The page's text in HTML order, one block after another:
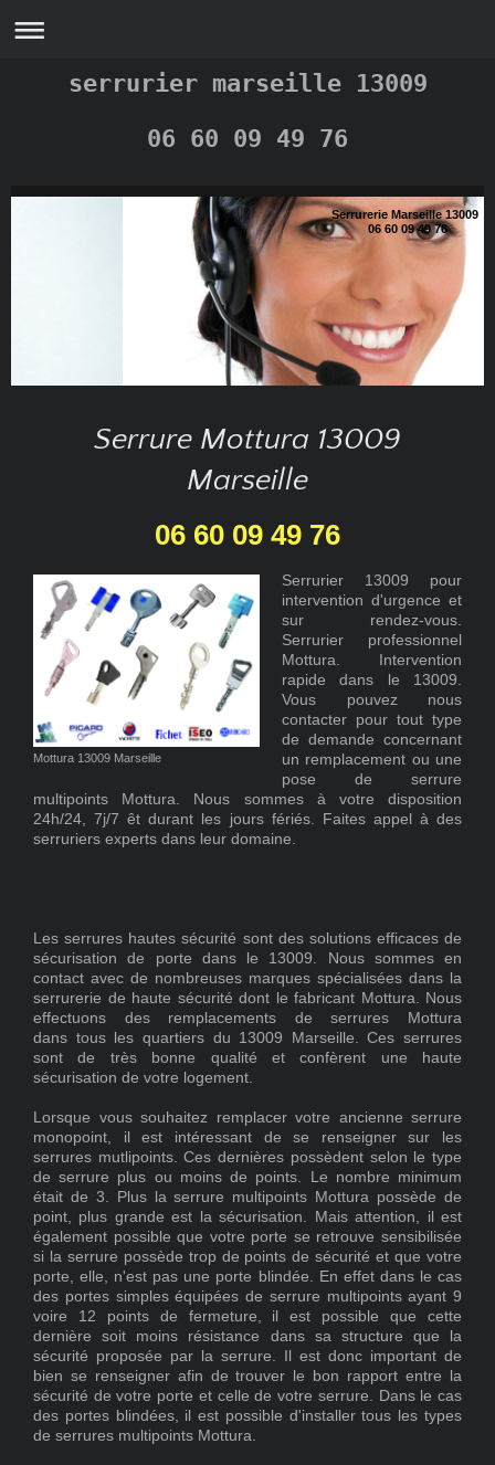
serrurier marseille 13009
06 60 09 49 76
Serrurerie Marseille 13009
06 60 09 49 76
Serrure Mottura 13009
Marseille
06 60 09 49 76
Mottura 13009 Marseille
Serrurier 13009 pour
intervention d'urgence et
sur rendez-vous.
Serrurier professionnel
Mottura. Intervention
rapide dans le 13009.
Vous pouvez nous
contacter pour tout type
de demande concernant
un remplacement ou une
pose de serrure
multipoints Mottura. Nous sommes à votre disposition
24h/24, 7j/7 êt durant les jours fériés. Faites appel à des
serruriers experts dans leur domaine.
Les serrures hautes sécurité sont des solutions efficaces de
sécurisation de porte dans le 13009. Nous sommes en
contact avec de nombreuses marques spécialisées dans la
serrurerie de haute sécurité dont le fabricant Mottura. Nous
effectuons des remplacements de serrures Mottura
dans tous les quartiers du 13009 Marseille. Ces serrures
sont de très bonne qualité et confèrent une haute
sécurisation de votre logement.
Lorsque vous souhaitez remplacer votre ancienne serrure
monopoint, il est intéressant de se renseigner sur les
serrures mutlipoints. Ces dernières possèdent selon le type
de serrure plus ou moins de points. Le nombre minimum
était de 3. Plus la serrure multipoints Mottura possède de
point, plus grande est la sécurisation. Mais attention, il est
également possible que votre porte se retrouve sensibilisée
si la serrure possède trop de points de sécurité et que votre
porte, elle, n'est pas une porte blindée. En effet dans le cas
des portes simples équipées de serrure multipoints ayant 9
voire 12 points de fermeture, il est possible que cette
dernière soit moins résistance dans sa structure que la
sécurité proposée par la serrure. Il est donc important de
bien se renseigner afin de trouver le bon rapport entre la
sécurité de votre porte et celle de votre serrure. Dans le cas
des portes blindées, il est possible d'installer tous les types
de serrures multipoints Mottura.